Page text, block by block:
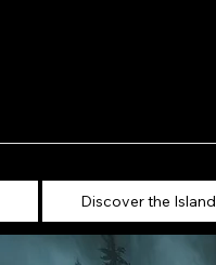
Discover the Island